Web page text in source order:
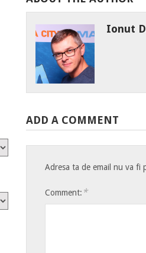
Ionut
ADD A COMMENT
Adresa ta de email nu va fi
Comment: *